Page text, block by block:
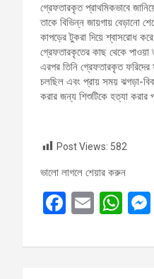
গ্রেফতারকৃত প্রাথমিকভাবে
তাকে বিভিন্ন জায়গায় বেড়ানো
কাপড়ের টুকরা দিয়ে শ্বাসরোধ
গ্রেফতারকৃতের কাছ থেকে
এরপর তিনি গ্রেফতারকৃত ফরিদের
চলছিল এবং প্রায় সময় ঝগড়া-
করার জন্য শিশুটিকে হত্যা করার
Post Views: 582
ভালো লাগলে শেয়ার করুন
F
ce
E
ail
W
at